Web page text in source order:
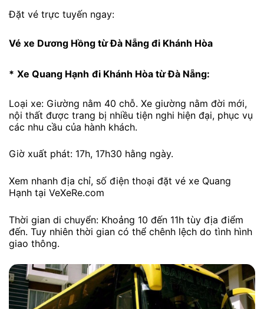
Đặt vé trực tuyến ngay:
Vé xe Dương Hồng từ Đà Nẵng đi Khánh Hòa
* Xe Quang Hạnh đi Khánh Hòa từ Đà Nẵng:
Loại xe: Giường nằm 40 chỗ. Xe giường nằm đời mới,
nội thất được trang bị nhiều tiện nghi hiện đại, phục vụ
các nhu cầu của hành khách.
Giờ xuất phát: 17h, 17h30 hằng ngày.
Xem nhanh địa chỉ, số điện thoại đặt vé xe Quang
Hạnh tại VeXeRe.com
Thời gian di chuyển: Khoảng 10 đến 11h tùy địa điểm
đến. Tuy nhiên thời gian có thể chênh lệch do tình hình
giao thông.